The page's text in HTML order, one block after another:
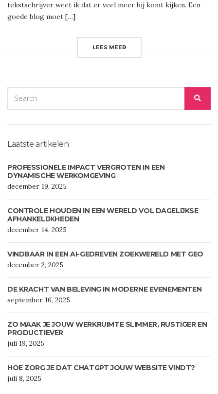
tekstschrijver weet ik dat er veel meer bij komt kijken. Een
goede blog moet […]
LEES MEER
SEARCH
FOR:
Laatste artikelen
PROFESSIONELE IMPACT VERGROTEN IN EEN
DYNAMISCHE WERKOMGEVING
december 19, 2025
CONTROLE HOUDEN IN EEN WERELD VOL DAGELIJKSE
AFHANKELIJKHEDEN
december 14, 2025
VINDBAAR IN EEN AI-GEDREVEN ZOEKWERELD MET GEO
december 2, 2025
DE KRACHT VAN BELEVING IN MODERNE EVENEMENTEN
september 16, 2025
ZO MAAK JE JOUW WERKRUIMTE SLIMMER, RUSTIGER EN
PRODUCTIEVER
juli 19, 2025
HOE ZORG JE DAT CHATGPT JOUW WEBSITE VINDT?
juli 8, 2025